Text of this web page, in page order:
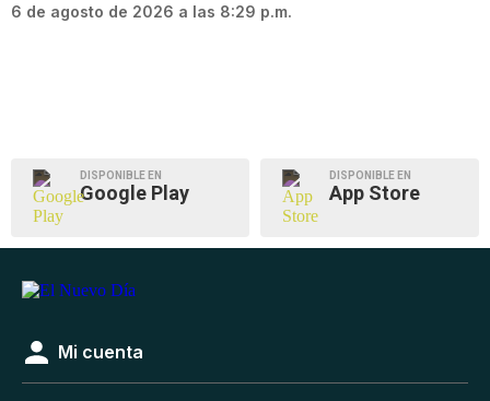
6 de agosto de 2026 a las 8:29 p.m.
DISPONIBLE EN
Google Play
DISPONIBLE EN
App Store
Mi cuenta